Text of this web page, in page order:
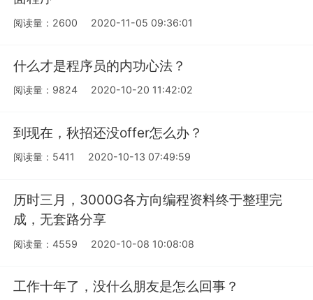
阅读量：2600 2020-11-05 09:36:01
什么才是程序员的内功心法？
阅读量：9824 2020-10-20 11:42:02
到现在，秋招还没offer怎么办？
阅读量：5411 2020-10-13 07:49:59
历时三月，3000G各方向编程资料终于整理完
成，无套路分享
阅读量：4559 2020-10-08 10:08:08
工作十年了，没什么朋友是怎么回事？